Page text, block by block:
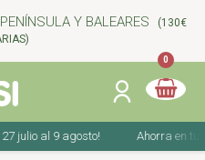
PENÍNSULA Y BALEARES
(130€
0
al 9 agosto! Ahorra en tu